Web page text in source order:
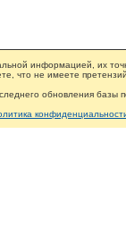
информацией, их
что не имеете
обновления базы